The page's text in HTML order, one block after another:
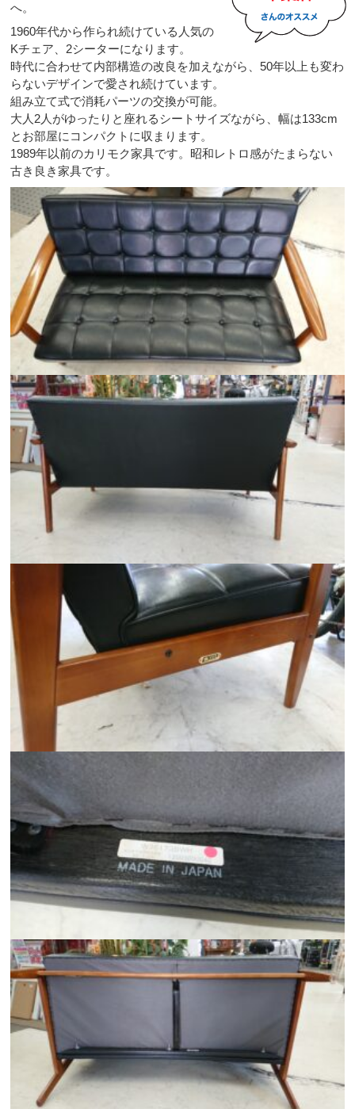
へ。
1960年代から作られ続けている人気の
Kチェア、2シーターになります。
時代に合わせて内部構造の改良を加えながら、50年以上も変わ
らないデザインで愛され続けています。
組み立て式で消耗パーツの交換が可能。
大人2人がゆったりと座れるシートサイズながら、幅は133cm
とお部屋にコンパクトに収まります。
1989年以前のカリモク家具です。昭和レトロ感がたまらない
古き良き家具です。